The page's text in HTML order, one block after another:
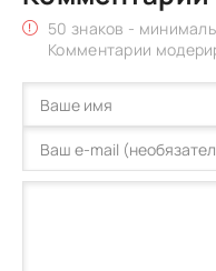
50 знаков -
Комментарии